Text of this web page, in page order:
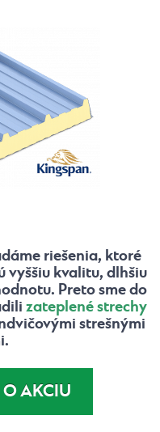
riešenia, ktoré
vyššiu kvalitu, dlhšiu
Preto sme do
zateplené strechy
strešnými
AKCIU